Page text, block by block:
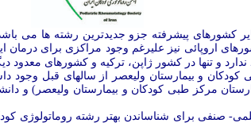
آمریکا از سال ۱۹۹۳ آغاز شده و در کشورهای اروپائی نیز علیرغم
و تنها در کشور ژاپن، ترکیه و کشورهای معدود
مرکز طبی کودکان و بیمارستان ولیعصر) و
صنفی برای شناساندن بهتر رشته روماتولوژی